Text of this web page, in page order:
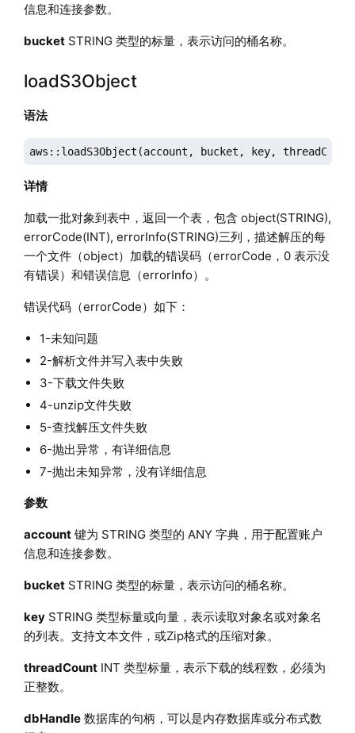
信息和连接参数。
bucketSTRING 类型的标量，表示访问的桶名称。
loadS3Object
语法
aws::loadS3Object(account, bucket, key,
详情
加载一批对象到表中，返回一个表，包含 object(STRING),
errorCode(INT), errorInfo(STRING)三列，描述解压的每
一个文件（object）加载的错误码（errorCode，0 表示没
有错误）和错误信息（errorInfo）。
错误代码（errorCode）如下：
1-未知问题
2-解析文件并写入表中失败
3-下载文件失败
4-unzip文件失败
5-查找解压文件失败
6-抛出异常，有详细信息
7-抛出未知异常，没有详细信息
参数
account键为 STRING 类型的 ANY 字典，用于配置账户
信息和连接参数。
bucketSTRING 类型的标量，表示访问的桶名称。
keySTRING 类型标量或向量，表示读取对象名或对象名
的列表。支持文本文件，或Zip格式的压缩对象。
threadCountINT 类型标量，表示下载的线程数，必须为
正整数。
dbHandle数据库的句柄，可以是内存数据库或分布式数